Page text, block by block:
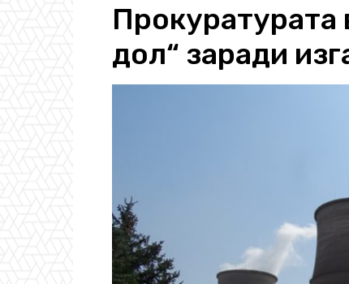
Прокуратурата
дол“ заради